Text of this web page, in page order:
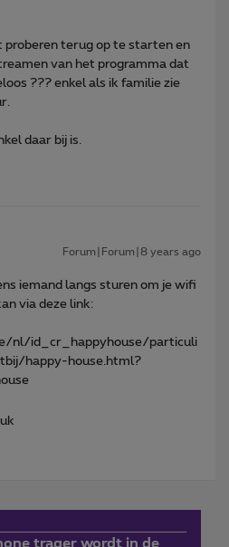
proberen terug op te starten en
van het programma dat
??? enkel als ik familie zie
daar bij is.
Forum|Forum|8 years ago
iemand langs sturen om je wifi
via deze link:
nl/id_cr_happyhouse/particuli
happy-house.html?
trager wordt in de